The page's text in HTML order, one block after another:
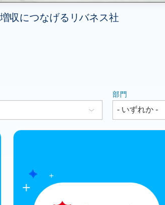
収につなげるリバネス社
部門